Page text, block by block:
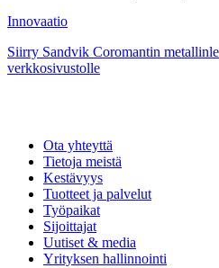
Innovaatio
Siirry Sandvik Coromantin
verkkosivustolle
Ota yhteyttä
Tietoja meistä
Kestävyys
Tuotteet ja palvelut
Työpaikat
Sijoittajat
Uutiset & media
Yrityksen hallinnointi